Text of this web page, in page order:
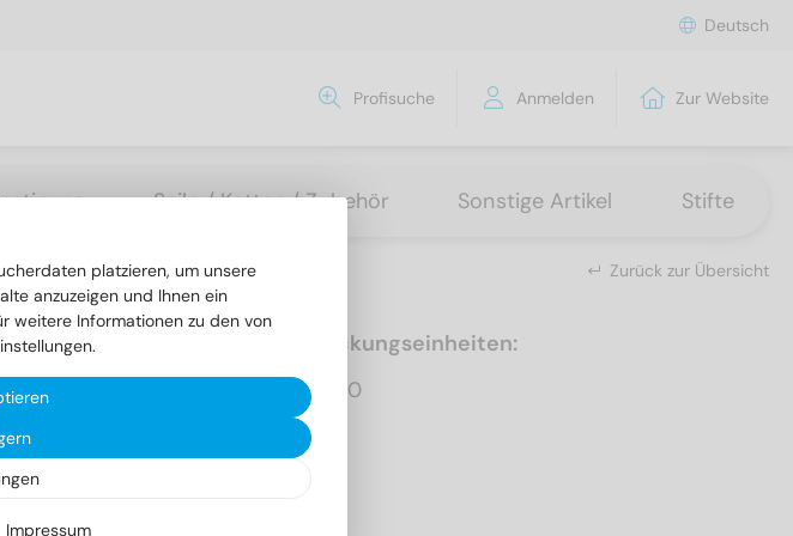
Deutsch
Profisuche Anmelden Zur Website
Seile / Ketten / Zubehör Sonstige Artikel Stifte
2X10 Zurück zur Übersicht
Verpackungseinheiten:
1.000
platzieren, um unsere
anzuzeigen und Ihnen ein
weitere Informationen zu den von
Impressum